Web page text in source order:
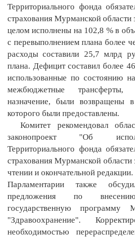
Территориального фонда
страхования Мурманской
целом исполнены на 102,8 % в
с перевыполнением плана более
расходы составили 25,7 млрд
плана. Дефицит составил более
использованные по состоянию
межбюджетные
назначение, были возвращены
которого были предоставлены.
Комитет рекомендовал
законопроект "Об
Территориального фонда
страхования Мурманской
чтении и окончательной редакции.
Парламентарии также
предложения по
государственную программу
"Здравоохранение".
необходимостью